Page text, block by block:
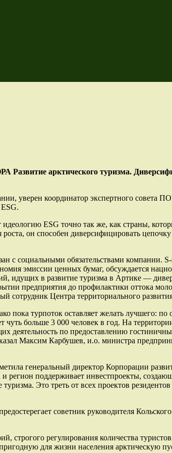
Развитие арктического туризма.
уверен координатор экспертного совета
ESG точно так же, как страны,
он способен диверсифицировать
с социальными обязательствами компании.
эмиссии ценных бумаг, обсуждается
идущих в развитие туризма в Артике —
предприятия до профилактики оттока
сотрудник Центра территориального
пока турпоток оставляет желать лучшего:
чуть больше 3 000 человек в год. На
деятельность по предоставлению
Максим Карбушев, и.о. министра
генеральный директор Корпорации
регион поддерживает инвестпроекты,
Это треть от всех проектов
советник руководителя
строгого регулирования количества
для жизни населения арктическую